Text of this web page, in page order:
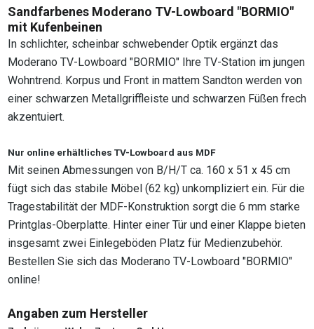
Sandfarbenes Moderano TV-Lowboard "BORMIO"
mit Kufenbeinen
In schlichter, scheinbar schwebender Optik ergänzt das
Moderano TV-Lowboard "BORMIO" Ihre TV-Station im jungen
Wohntrend. Korpus und Front in mattem Sandton werden von
einer schwarzen Metallgriffleiste und schwarzen Füßen frech
akzentuiert.
Nur online erhältliches TV-Lowboard aus MDF
Mit seinen Abmessungen von B/H/T ca. 160 x 51 x 45 cm
fügt sich das stabile Möbel (62 kg) unkompliziert ein. Für die
Tragestabilität der MDF-Konstruktion sorgt die 6 mm starke
Printglas-Oberplatte. Hinter einer Tür und einer Klappe bieten
insgesamt zwei Einlegeböden Platz für Medienzubehör.
Bestellen Sie sich das Moderano TV-Lowboard "BORMIO"
online!
Angaben zum Hersteller